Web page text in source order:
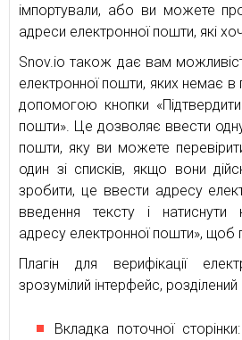
імпортували, або ви можете
адреси електронної пошти, які
Snov.io також дає вам
електронної пошти, яких немає
допомогою кнопки
пошти». Це дозволяє ввести
пошти, яку ви можете
один зі списків, якщо вони
зробити, це ввести адресу
введення тексту і натиснути
адресу електронної пошти», щоб
Плагін для верифікації
зрозумілий інтерфейс,
Вкладка поточної